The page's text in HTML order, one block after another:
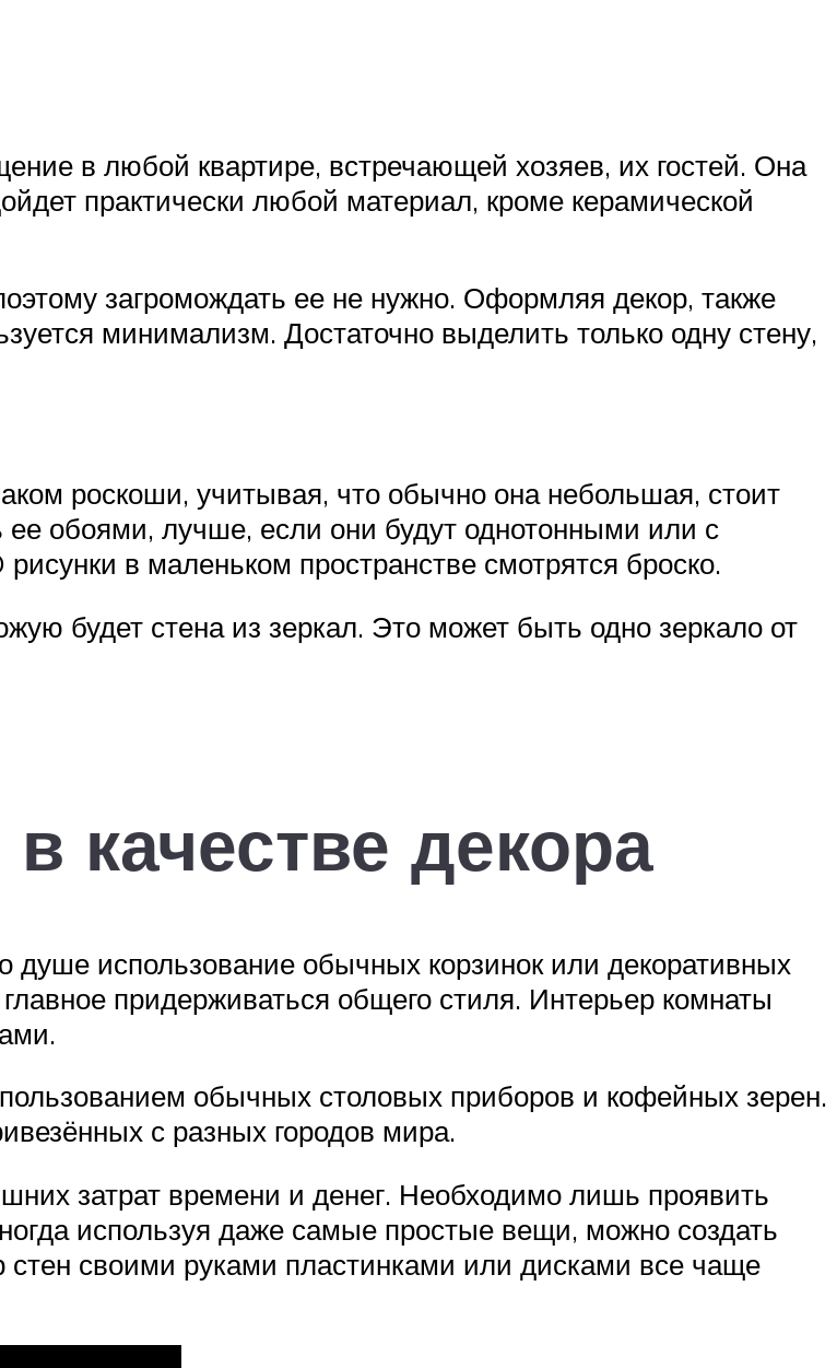
в любой квартире, встречающей хозяев, их гостей. Она
практически любой материал, кроме керамической
загромождать ее не нужно. Оформляя декор, также
минимализм. Достаточно выделить только одну стену,
роскоши, учитывая, что обычно она небольшая, стоит
обоями, лучше, если они будут однотонными или с
в маленьком пространстве смотрятся броско.
будет стена из зеркал. Это может быть одно зеркало от
качестве декора
использование обычных корзинок или декоративных
придерживаться общего стиля. Интерьер комнаты
обычных столовых приборов и кофейных зерен.
с разных городов мира.
затрат времени и денег. Необходимо лишь проявить
используя даже самые простые вещи, можно создать
стен своими руками пластинками или дисками все чаще